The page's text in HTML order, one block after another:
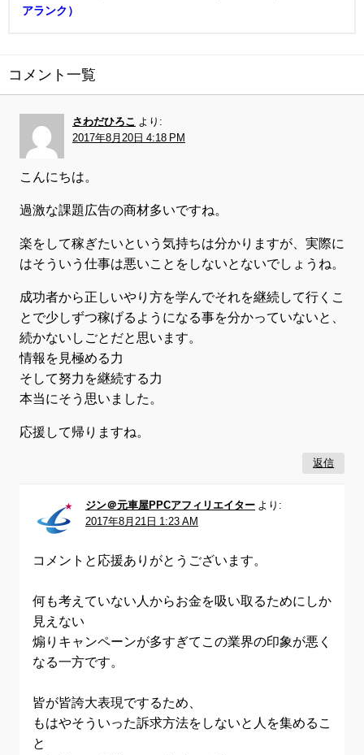
アランク）
コメント一覧
さわだひろこ
より:
2017年8月20日 4:18 PM
こんにちは。
過激な課題広告の商材多いですね。
楽をして稼ぎたいという気持ちは分かりますが、実際に
はそういう仕事は悪いことをしないとないでしょうね。
成功者から正しいやり方を学んでそれを継続して行くこ
とで少しずつ稼げるようになる事を分かっていないと、
続かないしごとだと思います。
情報を見極める力
そして努力を継続する力
本当にそう思いました。
応援して帰りますね。
返信
ジン＠元車屋PPCアフィリエイター より:
2017年8月21日 1:23 AM
コメントと応援ありがとうございます。
何も考えていない人からお金を吸い取るためにしか
見えない
煽りキャンペーンが多すぎてこの業界の印象が悪く
なる一方です。
皆が皆誇大表現でするため、
もはやそういった訴求方法をしないと人を集めるこ
と